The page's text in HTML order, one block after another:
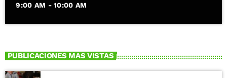
9:00 AM - 10:00 AM
PUBLICACIONES MAS VISTAS